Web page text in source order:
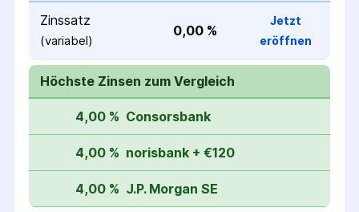
Zinssatz
(variabel)
0,00 %
Jetzt
eröffnen
Höchste Zinsen zum Vergleich
4,00 % Consorsbank
4,00 % norisbank + €120
4,00 % J.P. Morgan SE